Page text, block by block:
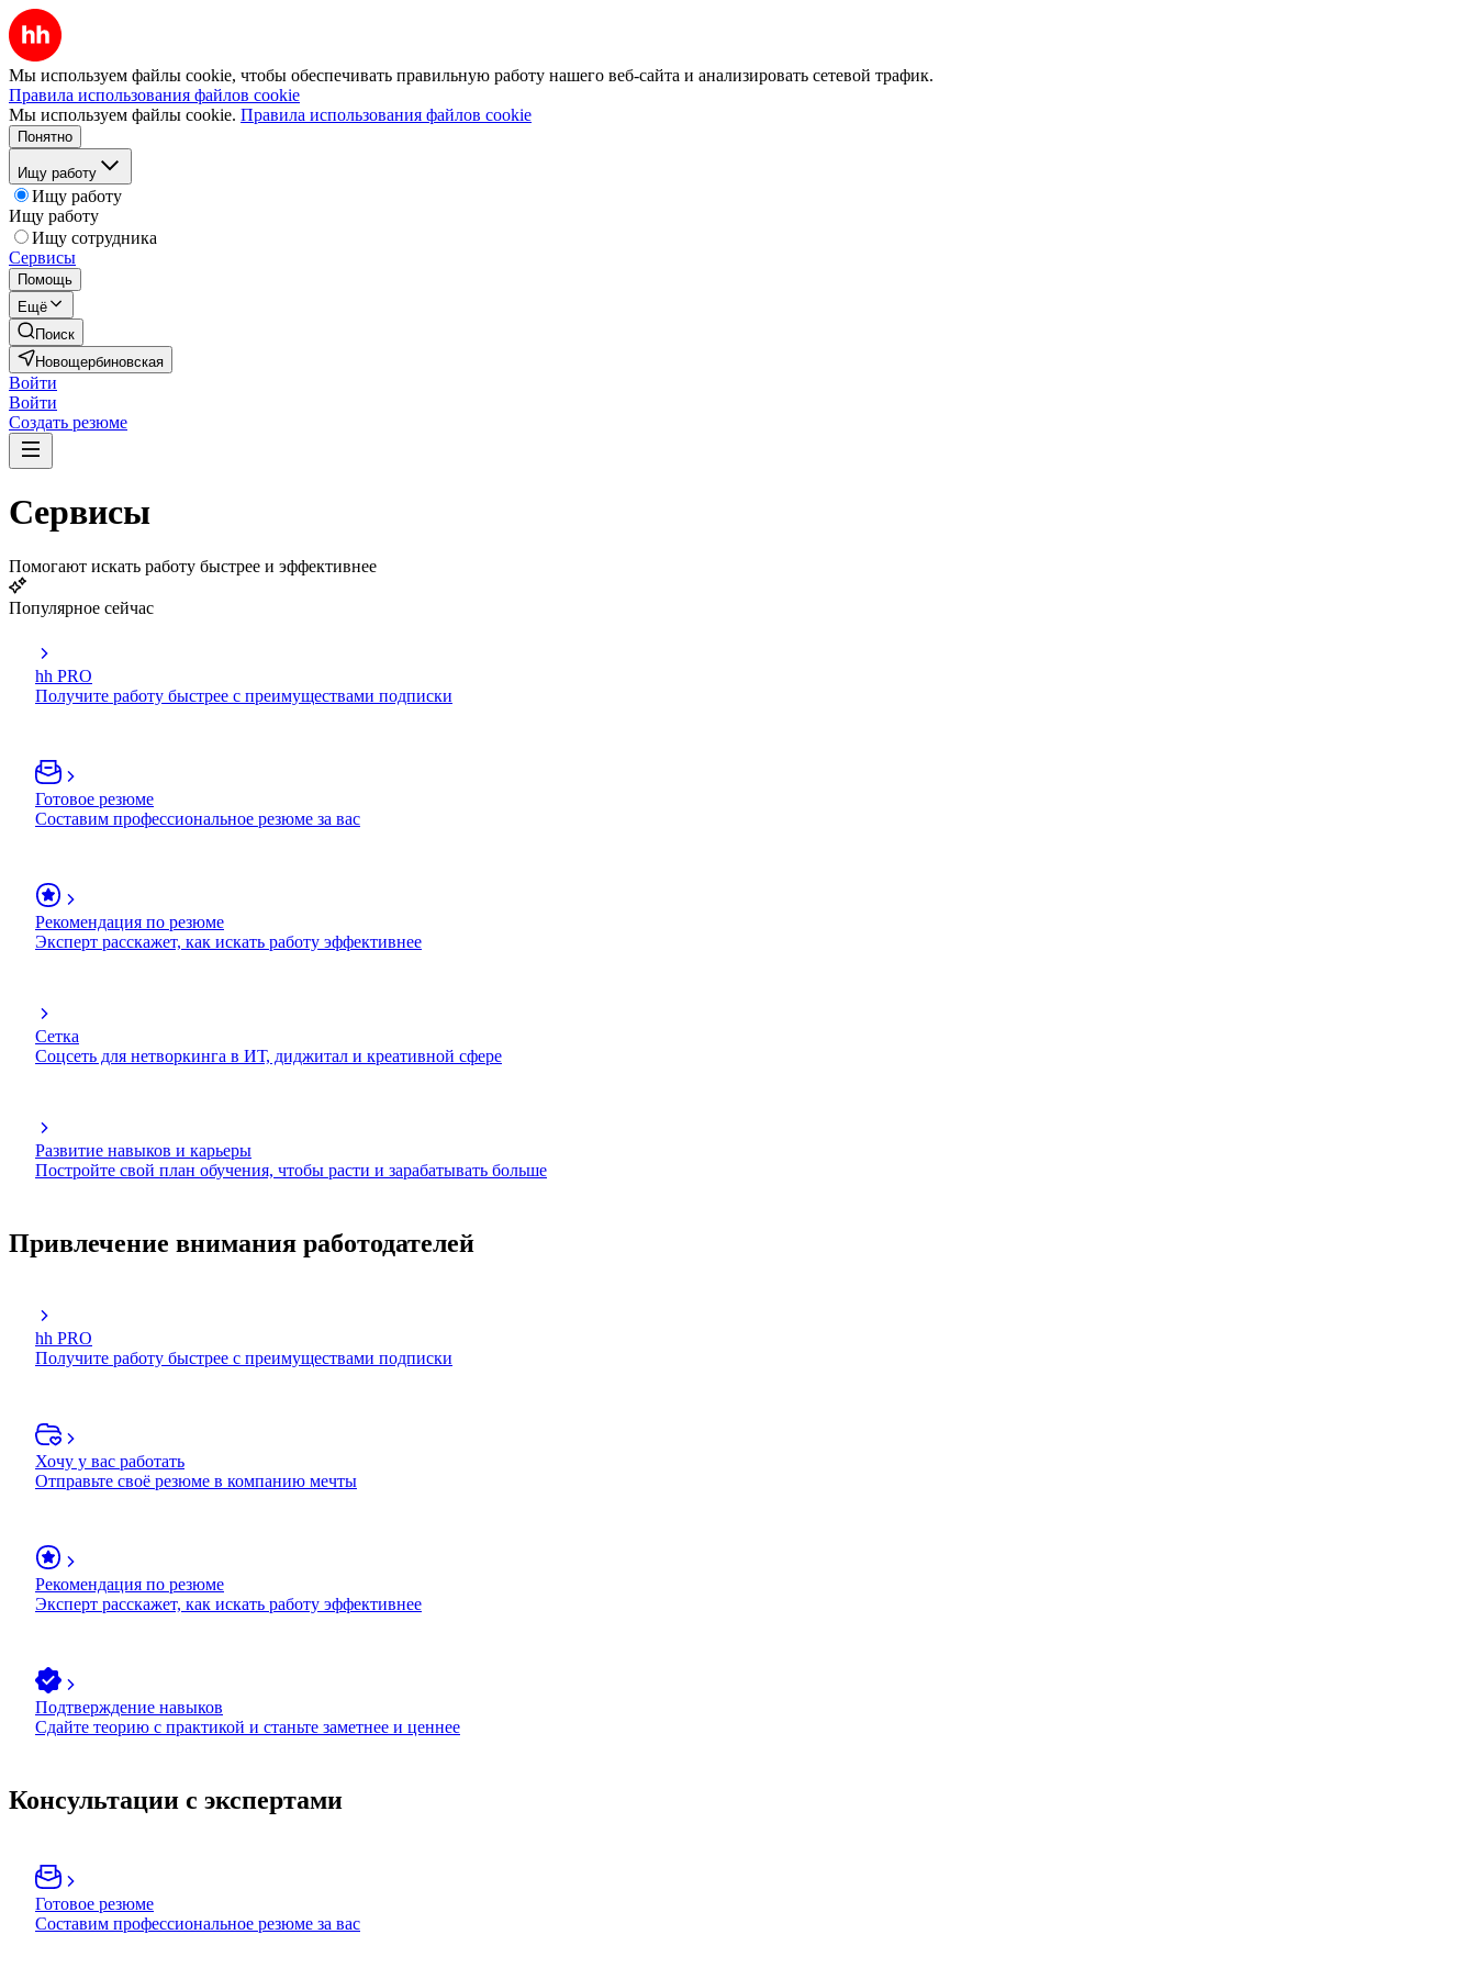
Мы используем файлы cookie, чтобы обеспечивать правильную работу нашего веб-сайта и анализировать сетевой трафик.
Правила использования файлов cookie
Мы используем файлы cookie. Правила использования файлов cookie
Понятно
Ищу работу
Ищу работу
Ищу работу
Ищу сотрудника
Сервисы
Помощь
Ещё
Поиск
Новощербиновская
Войти
Войти
Создать резюме
Сервисы
Помогают искать работу быстрее и эффективнее
Популярное сейчас
hh PRO
Получите работу быстрее с преимуществами подписки
Готовое резюме
Составим профессиональное резюме за вас
Рекомендация по резюме
Эксперт расскажет, как искать работу эффективнее
Сетка
Соцсеть для нетворкинга в ИТ, диджитал и креативной сфере
Развитие навыков и карьеры
Постройте свой план обучения, чтобы расти и зарабатывать больше
Привлечение внимания работодателей
hh PRO
Получите работу быстрее с преимуществами подписки
Хочу у вас работать
Отправьте своё резюме в компанию мечты
Рекомендация по резюме
Эксперт расскажет, как искать работу эффективнее
Подтверждение навыков
Сдайте теорию с практикой и станьте заметнее и ценнее
Консультации с экспертами
Готовое резюме
Составим профессиональное резюме за вас